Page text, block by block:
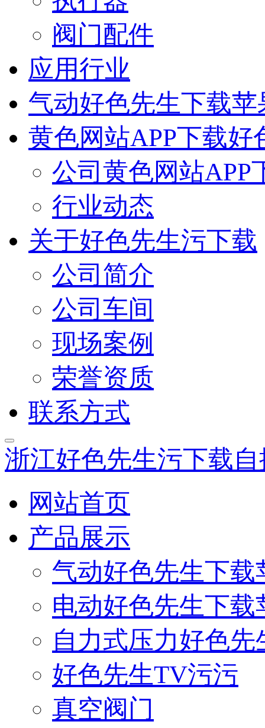
阀门配件
应用行业
气动好色先生下载
黄色网站APP下载好
公司黄色网站APP
行业动态
关于好色先生污下载
公司简介
公司车间
现场案例
荣誉资质
联系方式
浙江好色先生污下载
网站首页
产品展示
气动好色先生下
电动好色先生下
自力式压力好色
好色先生TV污污
真空阀门